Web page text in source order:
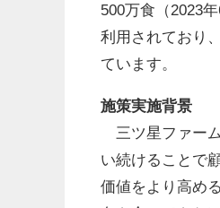
500万食（2023
利用されており
ています。
施策実施背景
三ツ星ファーム
い続けることで
価値をより高め